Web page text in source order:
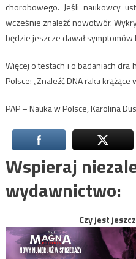
chorobowego. Jeśli naukowcy
wcześnie znaleźć nowotwór.
będzie jeszcze dawał
Więcej o testach i o badaniach dra
Polsce: „Znaleźć DNA raka krążące
PAP – Nauka w Polsce, Karolina
Wspieraj
wydawnictwo:
Czy jest